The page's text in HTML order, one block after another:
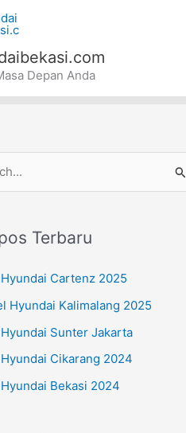
Depan Anda
Terbaru
Cartenz 2025
Hyundai Kalimalang 2025
Sunter Jakarta
Cikarang 2024
Bekasi 2024